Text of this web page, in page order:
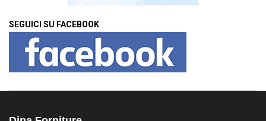
SEGUICI SU FACEBOOK